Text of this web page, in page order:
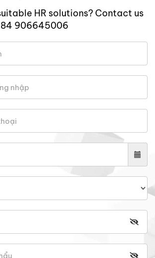
HR solutions? Contact us
906645006